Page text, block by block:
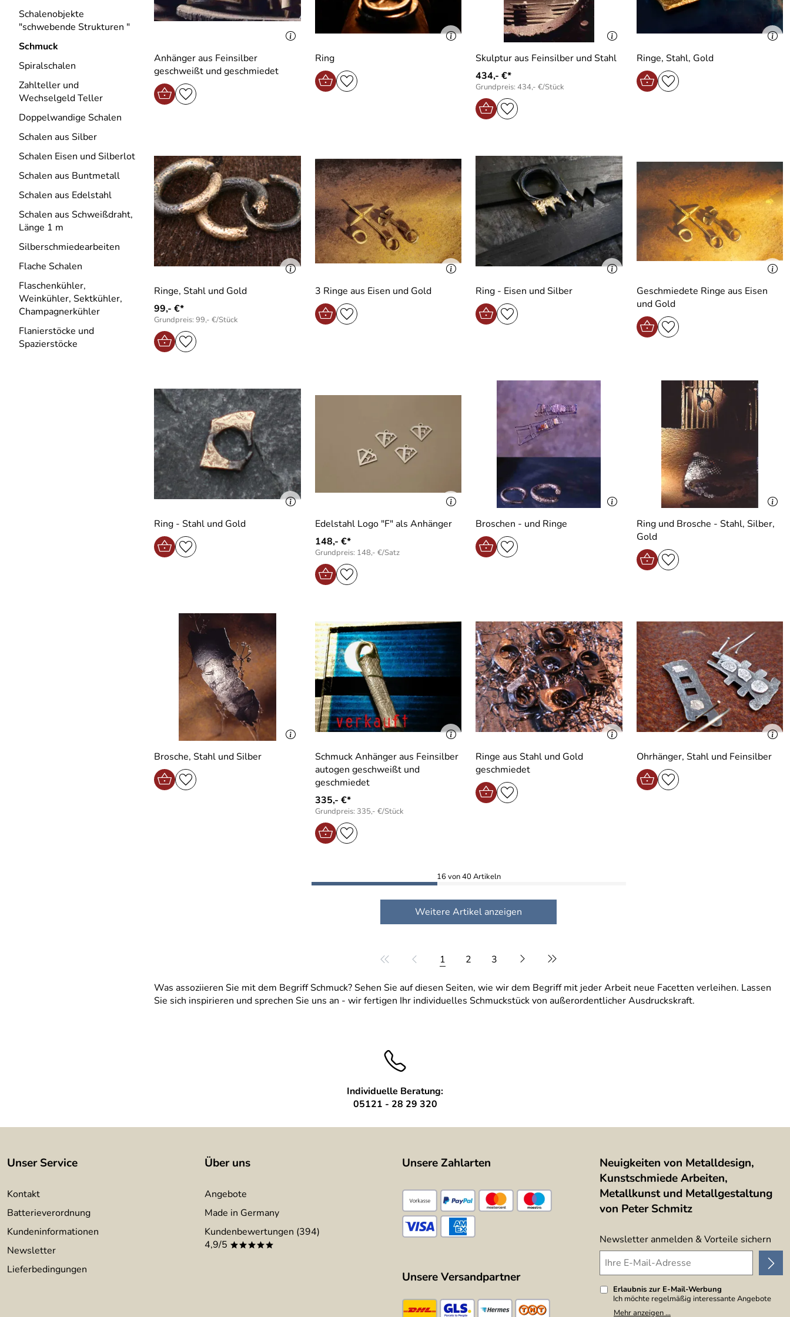
Schalenobjekte
"schwebende Strukturen "
Schmuck
Spiralschalen
Zahlteller und
Wechselgeld Teller
Doppelwandige Schalen
Schalen aus Silber
Schalen Eisen und Silberlot
Schalen aus Buntmetall
Schalen aus Edelstahl
Schalen aus Schweißdraht,
Länge 1 m
Silberschmiedearbeiten
Flache Schalen
Flaschenkühler,
Weinkühler, Sektkühler,
Champagnerkühler
Flanierstöcke und
Spazierstöcke
Anhänger aus Feinsilber
geschweißt und geschmiedet
Ring
Skulptur aus Feinsilber und Stahl
434,- €*
Grundpreis: 434,- €/Stück
Ringe, Stahl, Gold
Ringe, Stahl und Gold
99,- €*
Grundpreis: 99,- €/Stück
3 Ringe aus Eisen und Gold Ring - Eisen und Silber
Geschmiedete Ringe aus Eisen
und Gold
Ring - Stahl und Gold
Edelstahl Logo "F" als Anhänger
148,- €*
Grundpreis: 148,- €/Satz
Broschen - und Ringe
Ring und Brosche - Stahl, Silber,
Gold
Brosche, Stahl und Silber
Schmuck Anhänger aus Feinsilber
autogen geschweißt und
geschmiedet
335,- €*
Grundpreis: 335,- €/Stück
Ringe aus Stahl und Gold
geschmiedet
Ohrhänger, Stahl und Feinsilber
16 von 40 Artikeln
Weitere Artikel anzeigen
1 2 3
Was assoziieren Sie mit dem Begriff Schmuck? Sehen Sie auf diesen Seiten, wie wir dem Begriff mit jeder Arbeit neue Facetten verleihen. Lassen
Sie sich inspirieren und sprechen Sie uns an - wir fertigen Ihr individuelles Schmuckstück von außerordentlicher Ausdruckskraft.
Individuelle Beratung:
05121 - 28 29 320
Unser Service
Kontakt
Batterieverordnung
Kundeninformationen
Newsletter
Lieferbedingungen
Über uns
Angebote
Made in Germany
Kundenbewertungen (394)
4,9/5 *****
Unsere Zahlarten
Unsere Versandpartner
Neuigkeiten von Metalldesign,
Kunstschmiede Arbeiten,
Metallkunst und Metallgestaltung
von Peter Schmitz
Newsletter anmelden & Vorteile sichern
Erlaubnis zur E-Mail-Werbung
Ich möchte regelmäßig interessante Angebote
per E-Mail erhalten. Meine E-Mail-Adresse wird
Mehr anzeigen ...